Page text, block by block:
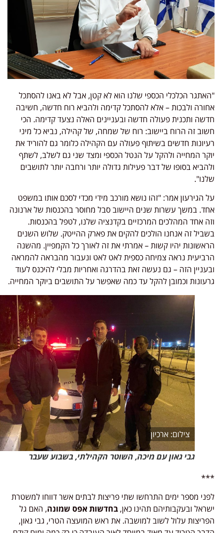
הכלכלי הכספי שלנו הוא לא קטן, אבל לא באנו להסתכל
ולבכות – אלא להסתכל קדימה ולהביא רוח חדשה, חשיבה
ותכנית פעולה חדשה ובעניינים האלה נצעד קדימה. הכי
זה הרוח ביישוב: רוח של שמחה, של קהילה, נביא כל מיני
חדשים בשיתוף פעולה עם הקהילה כלומר גם להוריד את
המחייה ולהקל על הנטל הכספי ומצד שני גם לשלב, לשתף
בסופו של דבר פעילות גדולה יותר ורחבה יותר לתושבים
הגירעון אמר: "זהו נושא מורכב מידי מכדי לסכם אותו במשפט
במשך עשרות שנים היישוב סבל מחוסר בהכנסות של ארנונה
אחד המהלכים המרכזיים בקדנציה שלנו, לטפל בהכנסות.
זה אנחנו הולכים להקים את פארק ההייטק. שלוש השנים
יהיו קשות – אמרתי את זה לאורך כל הקמפיין. מהשנה
נראה צמיחה כספית לאט לאט ונעבור מהבראה להמראה
הזה – גם נעשה זאת בהדרגה ואחריות מבלי להיכנס לעוד
וכמובן להקל עד כמה שאפשר על התושבים ביוקר המחייה.
ארכיון
גבי גאון עם מיכה, השוטר הקהילתי, בשבוע שעבר
מספר ימים התרחשו שתי פריצות לבתים אשר דווחו למשטרת
ובעקבותיהם תהינו כאן,בחדשות אפס שמונה, האם גל
עלול לשוב למושבה. את ראש המועצה הטרי, גבי גאון,